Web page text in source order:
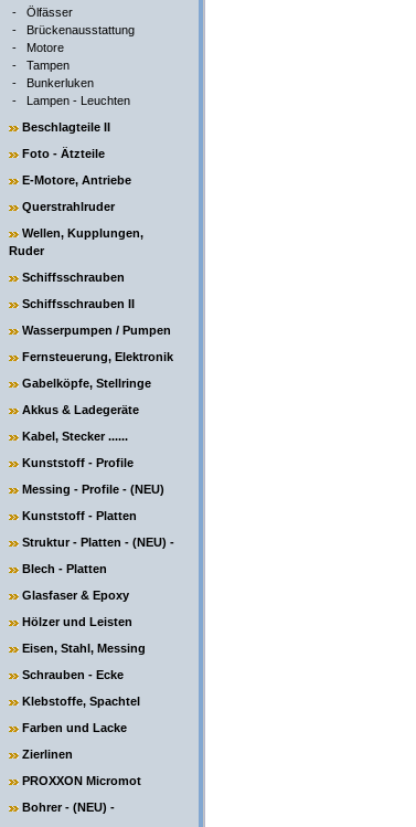
- Ölfässer
- Brückenausstattung
- Motore
- Tampen
- Bunkerluken
- Lampen - Leuchten
Beschlagteile II
Foto - Ätzteile
E-Motore, Antriebe
Querstrahlruder
Wellen, Kupplungen,
Ruder
Schiffsschrauben
Schiffsschrauben II
Wasserpumpen / Pumpen
Fernsteuerung, Elektronik
Gabelköpfe, Stellringe
Akkus & Ladegeräte
Kabel, Stecker ......
Kunststoff - Profile
Messing - Profile - (NEU)
Kunststoff - Platten
Struktur - Platten - (NEU) -
Blech - Platten
Glasfaser & Epoxy
Hölzer und Leisten
Eisen, Stahl, Messing
Schrauben - Ecke
Klebstoffe, Spachtel
Farben und Lacke
Zierlinen
PROXXON Micromot
Bohrer - (NEU) -